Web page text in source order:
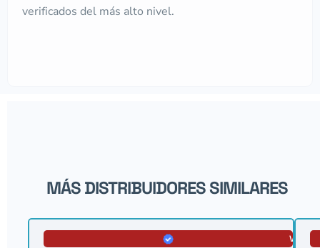
verificados del más alto nivel.
MÁS DISTRIBUIDORES SIMILARES